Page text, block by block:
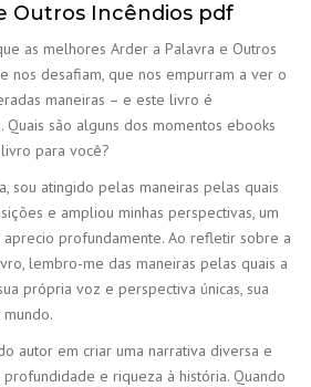
Outros Incêndios pdf
as melhores Arder a Palavra e Outros
nos desafiam, que nos empurram a ver o
maneiras – e este livro é
são alguns dos momentos ebooks
para você?
sou atingido pelas maneiras pelas quais
e ampliou minhas perspectivas, um
profundamente. Ao refletir sobre a
lembro-me das maneiras pelas quais a
própria voz e perspectiva únicas, sua
autor em criar uma narrativa diversa e
e riqueza à história. Quando